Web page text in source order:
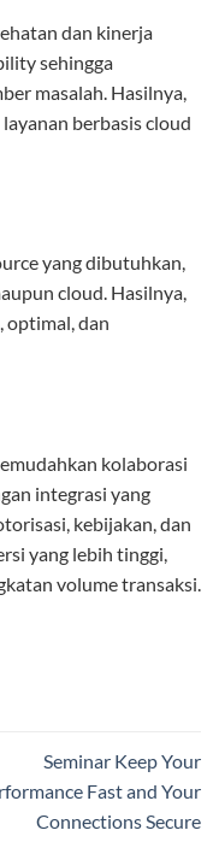
dan kinerja
sehingga
masalah. Hasilnya,
berbasis cloud
yang dibutuhkan,
cloud. Hasilnya,
optimal, dan
kolaborasi
integrasi yang
kebijakan, dan
yang lebih tinggi,
volume transaksi.
Seminar Keep Your
Fast and Your
Connections Secure